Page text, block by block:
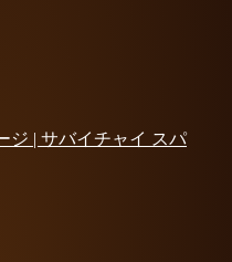
ジ | サバイチャイ スパ